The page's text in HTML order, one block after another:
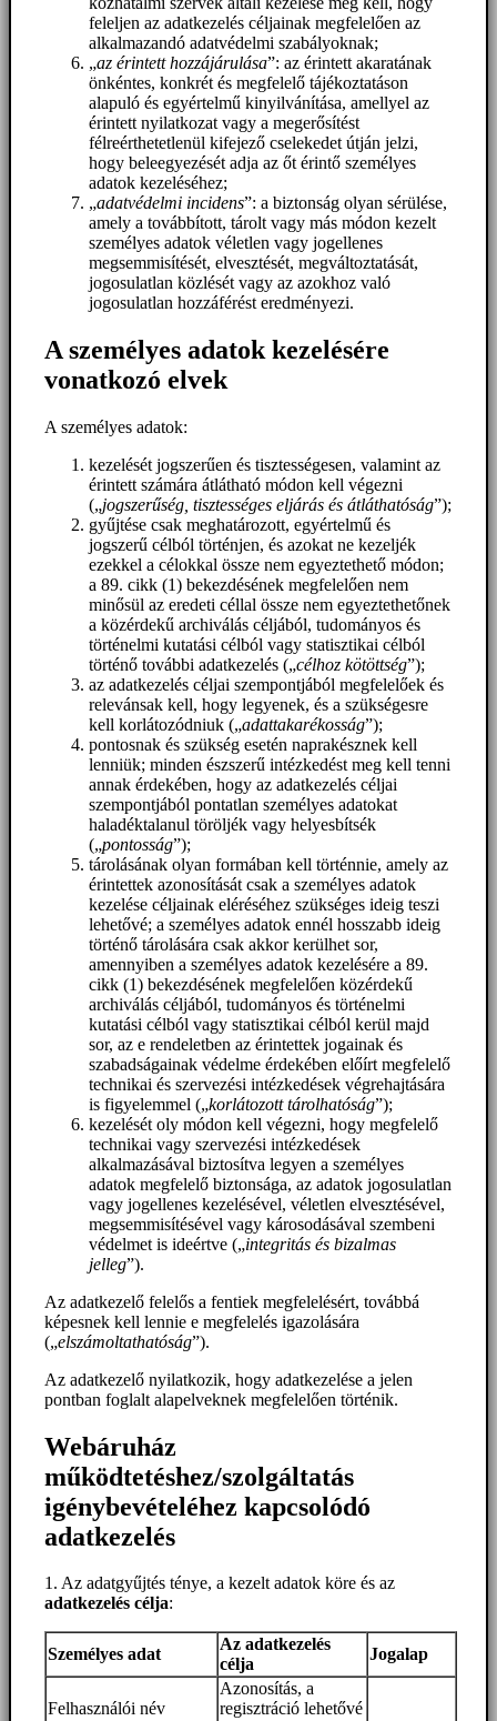
feleljen az adatkezelés céljainak megfelelően az
alkalmazandó adatvédelmi szabályoknak;
„az érintett hozzájárulása”: az érintett akaratának
önkéntes, konkrét és megfelelő tájékoztatáson
alapuló és egyértelmű kinyilvánítása, amellyel az
érintett nyilatkozat vagy a megerősítést
félreérthetetlenül kifejező cselekedet útján jelzi,
hogy beleegyezését adja az őt érintő személyes
adatok kezeléséhez;
„adatvédelmi incidens”: a biztonság olyan sérülése,
amely a továbbított, tárolt vagy más módon kezelt
személyes adatok véletlen vagy jogellenes
megsemmisítését, elvesztését, megváltoztatását,
jogosulatlan közlését vagy az azokhoz való
jogosulatlan hozzáférést eredményezi.
A személyes adatok kezelésére
vonatkozó elvek
A személyes adatok:
kezelését jogszerűen és tisztességesen, valamint az
érintett számára átlátható módon kell végezni
(„jogszerűség, tisztességes eljárás és átláthatóság”);
gyűjtése csak meghatározott, egyértelmű és
jogszerű célból történjen, és azokat ne kezeljék
ezekkel a célokkal össze nem egyeztethető módon;
a 89. cikk (1) bekezdésének megfelelően nem
minősül az eredeti céllal össze nem egyeztethetőnek
a közérdekű archiválás céljából, tudományos és
történelmi kutatási célból vagy statisztikai célból
történő további adatkezelés („célhoz kötöttség”);
az adatkezelés céljai szempontjából megfelelőek és
relevánsak kell, hogy legyenek, és a szükségesre
kell korlátozódniuk („adattakarékosság”);
pontosnak és szükség esetén naprakésznek kell
lenniük; minden észszerű intézkedést meg kell tenni
annak érdekében, hogy az adatkezelés céljai
szempontjából pontatlan személyes adatokat
haladéktalanul töröljék vagy helyesbítsék
(„pontosság”);
tárolásának olyan formában kell történnie, amely az
érintettek azonosítását csak a személyes adatok
kezelése céljainak eléréséhez szükséges ideig teszi
lehetővé; a személyes adatok ennél hosszabb ideig
történő tárolására csak akkor kerülhet sor,
amennyiben a személyes adatok kezelésére a 89.
cikk (1) bekezdésének megfelelően közérdekű
archiválás céljából, tudományos és történelmi
kutatási célból vagy statisztikai célból kerül majd
sor, az e rendeletben az érintettek jogainak és
szabadságainak védelme érdekében előírt megfelelő
technikai és szervezési intézkedések végrehajtására
is figyelemmel („korlátozott tárolhatóság”);
kezelését oly módon kell végezni, hogy megfelelő
technikai vagy szervezési intézkedések
alkalmazásával biztosítva legyen a személyes
adatok megfelelő biztonsága, az adatok jogosulatlan
vagy jogellenes kezelésével, véletlen elvesztésével,
megsemmisítésével vagy károsodásával szembeni
védelmet is ideértve („integritás és bizalmas
jelleg”).
Az adatkezelő felelős a fentiek megfelelésért, továbbá
képesnek kell lennie e megfelelés igazolására
(„elszámoltathatóság”).
Az adatkezelő nyilatkozik, hogy adatkezelése a jelen
pontban foglalt alapelveknek megfelelően történik.
Webáruház
működtetéshez/szolgáltatás
igénybevételéhez kapcsolódó
adatkezelés
1. Az adatgyűjtés ténye, a kezelt adatok köre és az
adatkezelés célja:
Személyes adat
Az adatkezelés
célja
Jogalap
Felhasználói név
Azonosítás, a
regisztráció lehetővé